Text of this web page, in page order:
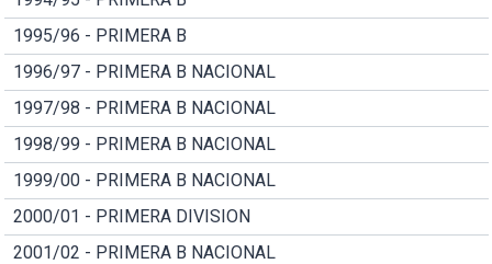
1995/96 - PRIMERA B
1996/97 - PRIMERA B NACIONAL
1997/98 - PRIMERA B NACIONAL
1998/99 - PRIMERA B NACIONAL
1999/00 - PRIMERA B NACIONAL
2000/01 - PRIMERA DIVISION
2001/02 - PRIMERA B NACIONAL